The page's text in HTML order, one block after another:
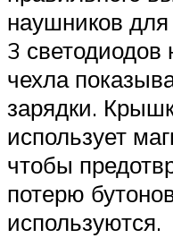
наушников для
3 светодиодов
чехла
зарядки.
использует
чтобы
потерю
используются.